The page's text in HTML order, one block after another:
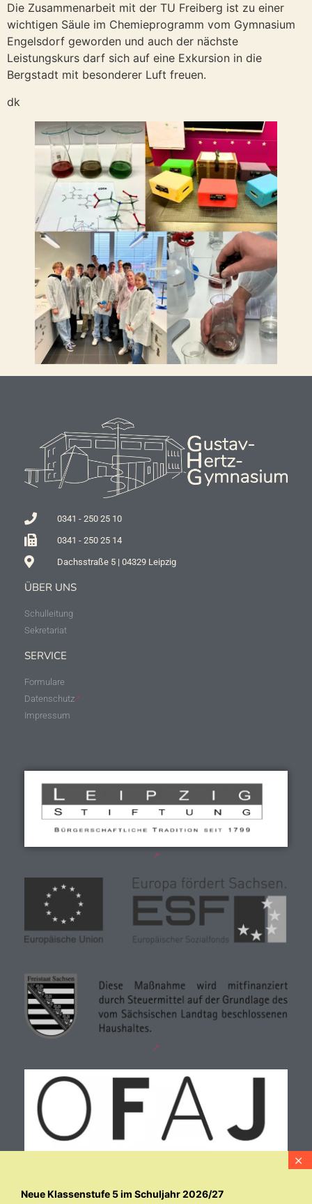
Die Zusammenarbeit mit der TU Freiberg ist zu einer
wichtigen Säule im Chemieprogramm vom Gymnasium
Engelsdorf geworden und auch der nächste
Leistungskurs darf sich auf eine Exkursion in die
Bergstadt mit besonderer Luft freuen.
dk
0341 - 250 25 10
0341 - 250 25 14
Dachsstraße 5 | 04329 Leipzig
ÜBER UNS
Schulleitung
Sekretariat
SERVICE
Formulare
Datenschutz
Impressum
Neue Klassenstufe 5 im Schuljahr 2026/27